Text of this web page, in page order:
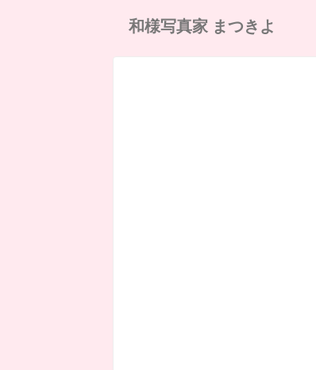
和様写真家 まつきよ